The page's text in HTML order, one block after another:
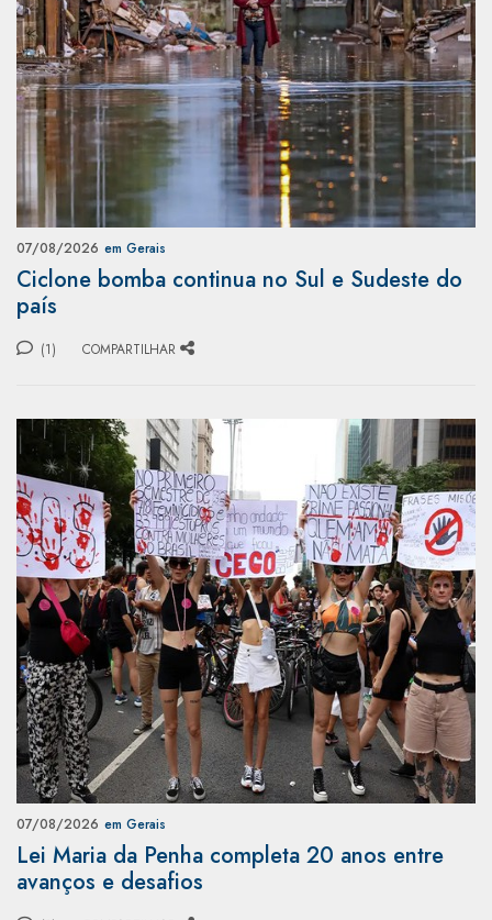
07/08/2026 em Gerais
Ciclone bomba continua no Sul e Sudeste do
país
(1) COMPARTILHAR
07/08/2026 em Gerais
Lei Maria da Penha completa 20 anos entre
avanços e desafios